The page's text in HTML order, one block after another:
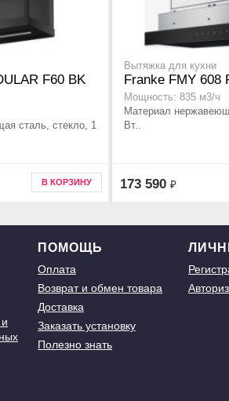
F60 BK
сталь, стекло, 1
В КОРЗИНУ
Вытяжка для кухни
Franke FMY 608
Мощность: 835 м3/ч
Материал
Вт..
173 590 ₽
ПОМОЩЬ
Оплата
Возврат и обмен товара
Доставка
Заказать установку
Полезно знать